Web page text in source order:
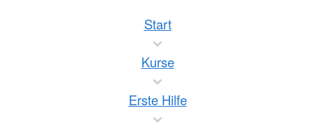
Start
Kurse
Erste Hilfe